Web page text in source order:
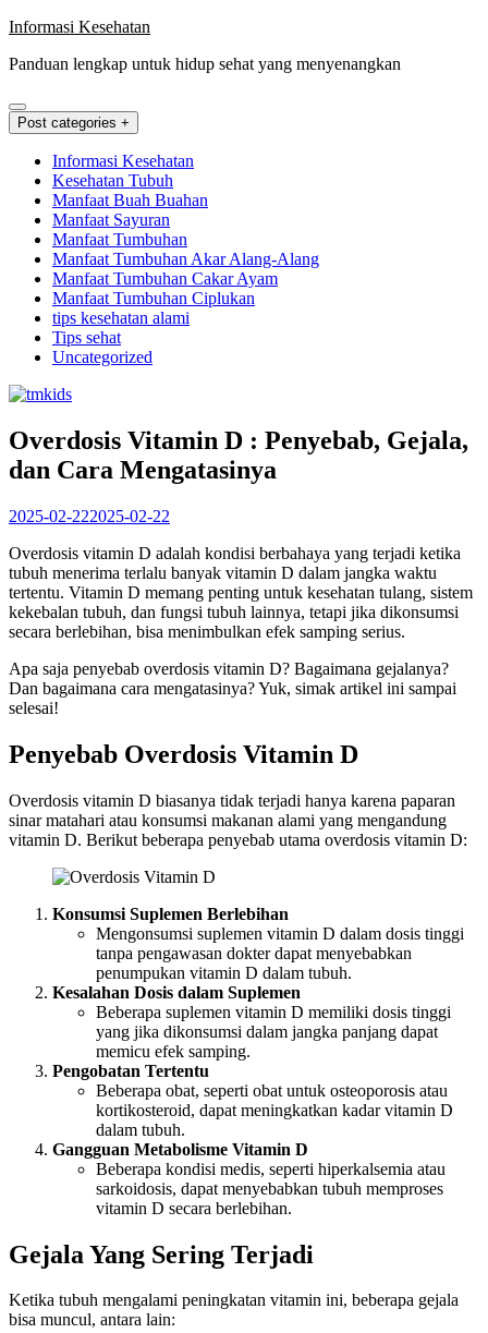
Skip
content
Informasi Kesehatan
Panduan lengkap untuk hidup sehat yang menyenangkan
Post categories +
Informasi Kesehatan
Kesehatan Tubuh
Manfaat Buah Buahan
Manfaat Sayuran
Manfaat Tumbuhan
Manfaat Tumbuhan Akar Alang-Alang
Manfaat Tumbuhan Cakar Ayam
Manfaat Tumbuhan Ciplukan
tips kesehatan alami
Tips sehat
Uncategorized
Overdosis Vitamin D : Penyebab, Gejala,
dan Cara Mengatasinya
2025-02-222025-02-22
Overdosis vitamin D adalah kondisi berbahaya yang terjadi ketika
tubuh menerima terlalu banyak vitamin D dalam jangka waktu
tertentu. Vitamin D memang penting untuk kesehatan tulang, sistem
kekebalan tubuh, dan fungsi tubuh lainnya, tetapi jika dikonsumsi
secara berlebihan, bisa menimbulkan efek samping serius.
Apa saja penyebab overdosis vitamin D? Bagaimana gejalanya?
Dan bagaimana cara mengatasinya? Yuk, simak artikel ini sampai
selesai!
Penyebab Overdosis Vitamin D
Overdosis vitamin D biasanya tidak terjadi hanya karena paparan
sinar matahari atau konsumsi makanan alami yang mengandung
vitamin D. Berikut beberapa penyebab utama overdosis vitamin D:
Konsumsi Suplemen Berlebihan
Mengonsumsi suplemen vitamin D dalam dosis tinggi
tanpa pengawasan dokter dapat menyebabkan
penumpukan vitamin D dalam tubuh.
Kesalahan Dosis dalam Suplemen
Beberapa suplemen vitamin D memiliki dosis tinggi
yang jika dikonsumsi dalam jangka panjang dapat
memicu efek samping.
Pengobatan Tertentu
Beberapa obat, seperti obat untuk osteoporosis atau
kortikosteroid, dapat meningkatkan kadar vitamin D
dalam tubuh.
Gangguan Metabolisme Vitamin D
Beberapa kondisi medis, seperti hiperkalsemia atau
sarkoidosis, dapat menyebabkan tubuh memproses
vitamin D secara berlebihan.
Gejala Yang Sering Terjadi
Ketika tubuh mengalami peningkatan vitamin ini, beberapa gejala
bisa muncul, antara lain: